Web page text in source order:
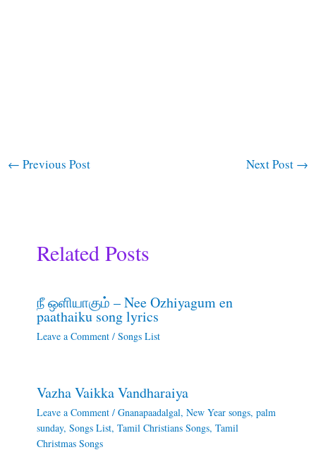
← Previous Post Next Post →
Related Posts
நீ ஒளியாகும் – Nee Ozhiyagum en
paathaiku song lyrics
Leave a Comment / Songs List
Vazha Vaikka Vandharaiya
Leave a Comment / Gnanapaadalgal, New Year songs, palm
sunday, Songs List, Tamil Christians Songs, Tamil
Christmas Songs